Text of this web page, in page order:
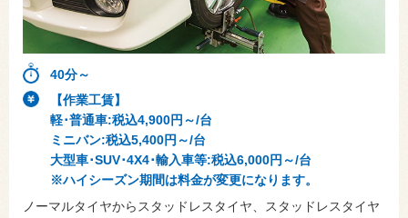
40分～
【作業工賃】
軽･普通車:税込4,900円～/台
ミニバン:税込5,400円～/台
大型車･SUV･4X4･輸入車等:税込6,000円～/台
※ハイシーズン期間は料金が変更になります。
ノーマルタイヤからスタッドレスタイヤ、スタッドレスタイヤ